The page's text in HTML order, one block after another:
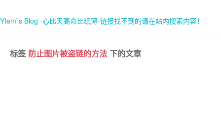
YIem`s Blog -心比天高命比纸薄-链接找不到的请在站内搜索内容！
首页
标签防止图片被盗链的方法 下的文章